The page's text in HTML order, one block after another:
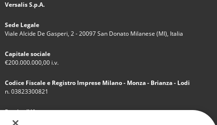
Versalis S.p.A.
Sede Legale
Viale Alcide De Gasperi, 2 - 20097 San Donato Milanese (MI), Italia
Capitale sociale
€200.000.000,00 i.v.
Codice Fiscale e Registro Imprese Milano - Monza - Brianza - Lodi
n. 03823300821
Partita IVA
IT 01768800748 - R.E.A. Milano n.1351279